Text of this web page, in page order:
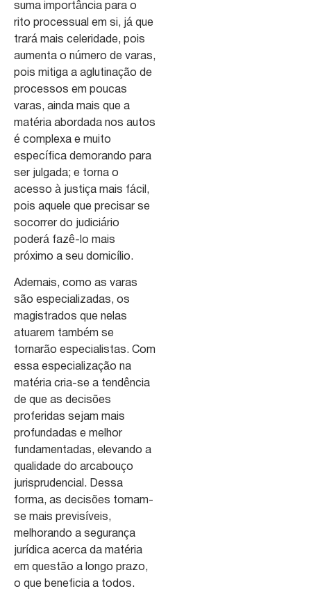
suma importância para o
rito processual em si, já que
trará mais celeridade, pois
aumenta o número de varas,
pois mitiga a aglutinação de
processos em poucas
varas, ainda mais que a
matéria abordada nos autos
é complexa e muito
específica demorando para
ser julgada; e torna o
acesso à justiça mais fácil,
pois aquele que precisar se
socorrer do judiciário
poderá fazê-lo mais
próximo a seu domicílio.
Ademais, como as varas
são especializadas, os
magistrados que nelas
atuarem também se
tornarão especialistas. Com
essa especialização na
matéria cria-se a tendência
de que as decisões
proferidas sejam mais
profundadas e melhor
fundamentadas, elevando a
qualidade do arcabouço
jurisprudencial. Dessa
forma, as decisões tornam-
se mais previsíveis,
melhorando a segurança
jurídica acerca da matéria
em questão a longo prazo,
o que beneficia a todos.